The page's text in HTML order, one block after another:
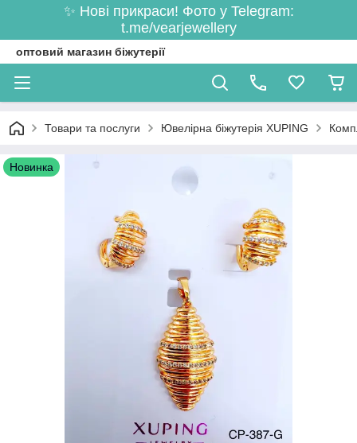
✨ Нові прикраси! Фото у Telegram:
t.me/vearjewellery
оптовий магазин біжутерії
Товари та послуги Ювелірна біжутерія XUPING
Новинка